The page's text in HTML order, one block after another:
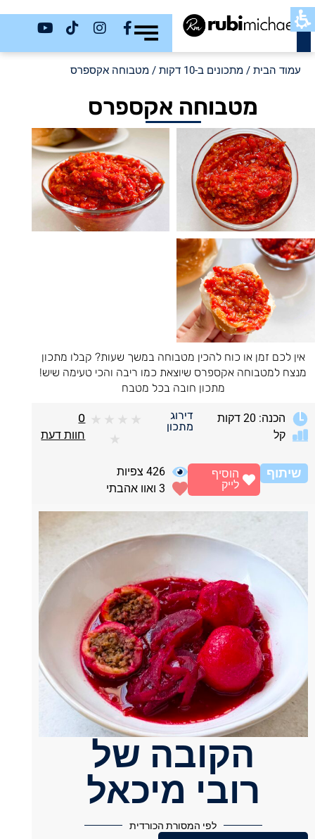
כשר
עמוד הבית / מתכונים ב-10 דקות / מטבוחה אקספרס
מטבוחה אקספרס
אין לכם זמן או כוח להכין מטבוחה במשך שעות? קבלו מתכון
מנצח למטבוחה אקספרס שיוצאת כמו ריבה והכי טעימה שיש!
מתכון חובה בכל מטבח
הכנה: 20 דקות
קל
דירוג
מתכון
★
★
★
★
★
0
חוות דעת
שיתוף 426 צפיות
3 ואוו אהבתי
הוסיף
לייק
הקובה של
רובי מיכאל
לפי המסורת הכורדית